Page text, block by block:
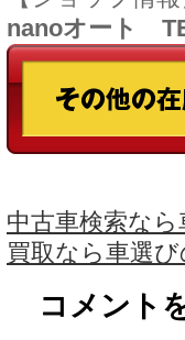
nanoオート
中古車検索な
買取なら車選
コメント